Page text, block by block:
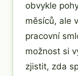
obvykle
měsíců, ale
pracovní
možnost si
zjistit, zda